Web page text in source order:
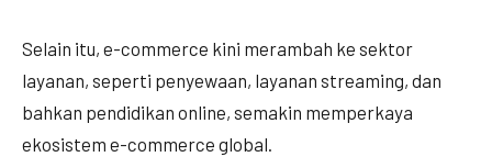
Selain itu, e-commerce kini merambah ke sektor
layanan, seperti penyewaan, layanan streaming, dan
bahkan pendidikan online, semakin memperkaya
ekosistem e-commerce global.